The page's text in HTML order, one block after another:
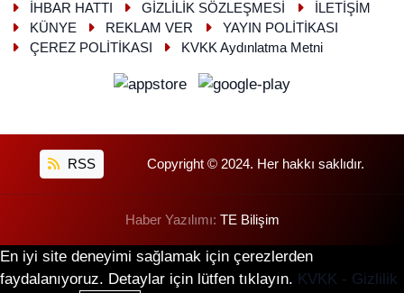
İHBAR HATTI
GİZLİLİK SÖZLEŞMESİ
İLETİŞİM
KÜNYE
REKLAM VER
YAYIN POLİTİKASI
ÇEREZ POLİTİKASI
KVKK Aydınlatma Metni
RSS Copyright © 2024. Her hakkı saklıdır.
Haber Yazılımı: TE Bilişim
En iyi site deneyimi sağlamak için çerezlerden
faydalanıyoruz. Detaylar için lütfen tıklayın. KVKK - Gizlilik